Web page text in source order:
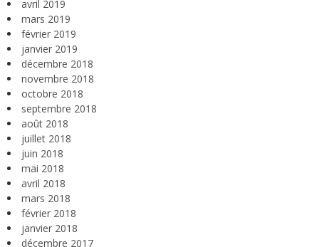
avril 2019
mars 2019
février 2019
janvier 2019
décembre 2018
novembre 2018
octobre 2018
septembre 2018
août 2018
juillet 2018
juin 2018
mai 2018
avril 2018
mars 2018
février 2018
janvier 2018
décembre 2017